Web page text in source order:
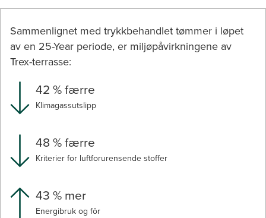
Sammenlignet med trykkbehandlet tømmer i løpet
av en 25-Year periode, er miljøpåvirkningene av
Trex-terrasse:
42 % færre
Klimagassutslipp
48 % færre
Kriterier for luftforurensende stoffer
43 % mer
Energibruk og fôr